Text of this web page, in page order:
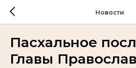
Новости
Пасхальное
Главы